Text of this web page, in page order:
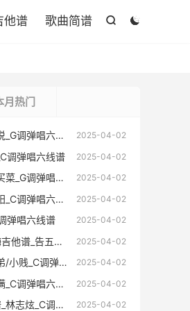


他谱 歌曲简谱
月热门
2025-04-02
调弹唱六线谱
2025-04-02
调弹唱六线谱
2025-04-02
调弹唱六线谱
2025-04-02
调弹唱六线谱
2025-04-02
弹唱六线谱
2025-04-02
_C调弹唱六线谱
2025-04-02
调弹唱六线谱
2025-04-02
调弹唱六线谱
2025-04-02
调弹唱六线谱